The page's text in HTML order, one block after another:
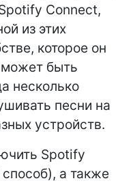
Connect,
из этих
которое он
может быть
несколько
песни на
устройств.
Spotify
а также